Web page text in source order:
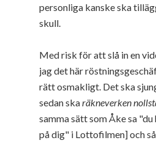
personliga kanske ska
skull.
Med risk för att slå in en
jag det här
rätt osmakligt. Det ska
sedan skaräkneverken
samma sätt som Åke sa "du
på dig" i Lottofilmen] och